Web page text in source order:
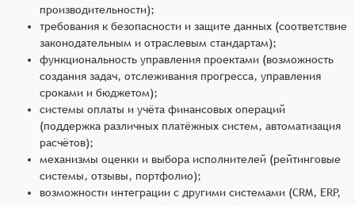
производительности);
требования к безопасности и защите данных (соответствие
законодательным и отраслевым стандартам);
функциональность управления проектами (возможность
создания задач, отслеживания прогресса, управления
сроками и бюджетом);
системы оплаты и учёта финансовых операций
(поддержка различных платёжных систем, автоматизация
расчётов);
механизмы оценки и выбора исполнителей (рейтинговые
системы, отзывы, портфолио);
возможности интеграции с другими системами (CRM, ERP,